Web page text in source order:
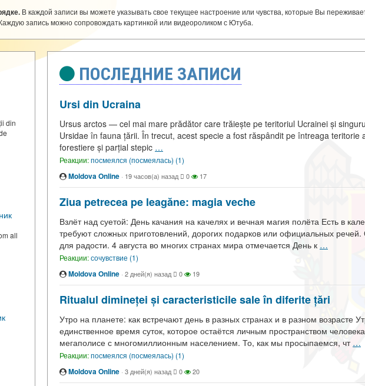
В каждой записи вы можете указывать свое текущее настроение или чувства, которые Вы
запись можно сопровождать картинкой или видеороликом с Ютуба.
din
all
ПОСЛЕДНИЕ ЗАПИСИ
Ursi din Ucraina
Ursus arctos — cel mai mare prădător care trăiește pe teritoriul Ucrainei și
Ursidae în fauna țării. În trecut, acest specie a fost răspândit pe întreaga teritorie
forestiere și parțial stepic …
Реакции:посмеялся (посмеялась) (1)
Moldova Online · 19 часов(а) назад 0 17
Ziua petrecea pe leagăne: magia veche
Взлёт над суетой: День качания на качелях и вечная магия полёта Есть в
требуют сложных приготовлений, дорогих подарков или официальных
для радости. 4 августа во многих странах мира отмечается День к …
Реакции:сочувствие (1)
Moldova Online · 2 дней(я) назад 0 19
Ritualul dimineței și caracteristicile sale în diferite țări
Утро на планете: как встречают день в разных странах и в разном возрасте
единственное время суток, которое остаётся личным пространством
мегаполисе с многомиллионным населением. То, как мы просыпаемся, чт …
Реакции:посмеялся (посмеялась) (1)
Moldova Online · 3 дней(я) назад 0 20